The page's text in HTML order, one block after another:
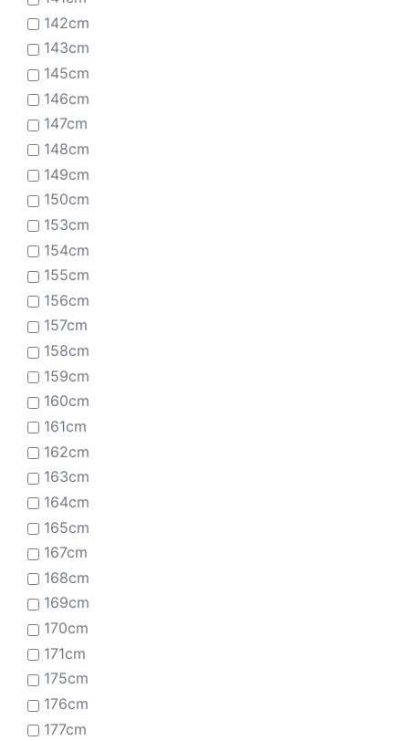
142cm
143cm
145cm
146cm
147cm
148cm
149cm
150cm
153cm
154cm
155cm
156cm
157cm
158cm
159cm
160cm
161cm
162cm
163cm
164cm
165cm
167cm
168cm
169cm
170cm
171cm
175cm
176cm
177cm